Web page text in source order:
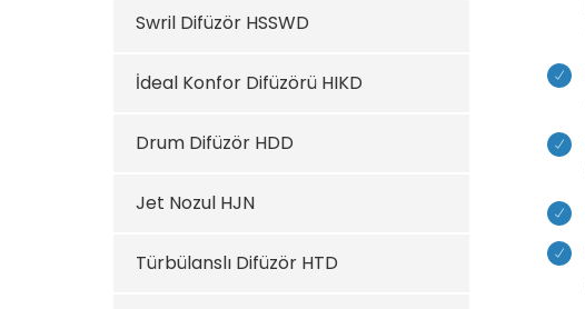
Swril Difüzör HSSWD
İdeal Konfor Difüzörü HIKD
Drum Difüzör HDD
Jet Nozul HJN
Türbülanslı Difüzör HTD